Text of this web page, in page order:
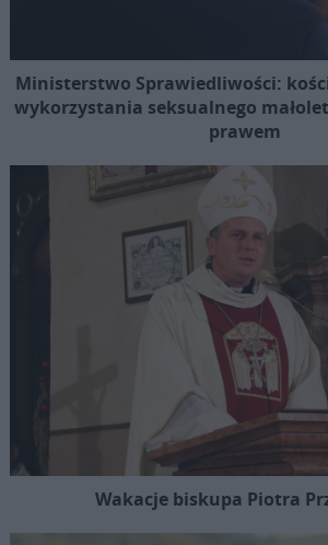
Ministerstwo Sprawiedliwości:
wykorzystania seksualnego
prawem
Wakacje biskupa Piotra